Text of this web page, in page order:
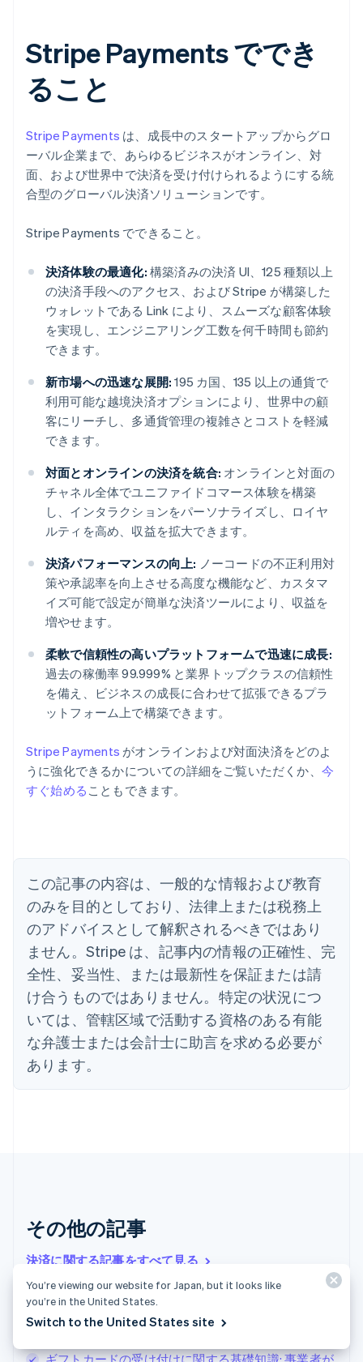
Stripe Payments ででき
ること
Stripe Payments は、成長中のスタートアップからグロ
ーバル企業まで、あらゆるビジネスがオンライン、対
面、および世界中で決済を受け付けられるようにする統
合型のグローバル決済ソリューションです。
Stripe Payments でできること。
決済体験の最適化: 構築済みの決済 UI、125 種類以上
の決済手段へのアクセス、および Stripe が構築した
ウォレットである Link により、スムーズな顧客体験
を実現し、エンジニアリング工数を何千時間も節約
できます。
新市場への迅速な展開: 195 カ国、135 以上の通貨で
利用可能な越境決済オプションにより、世界中の顧
客にリーチし、多通貨管理の複雑さとコストを軽減
できます。
対面とオンラインの決済を統合: オンラインと対面の
チャネル全体でユニファイドコマース体験を構築
し、インタラクションをパーソナライズし、ロイヤ
ルティを高め、収益を拡大できます。
決済パフォーマンスの向上: ノーコードの不正利用対
策や承認率を向上させる高度な機能など、カスタマ
イズ可能で設定が簡単な決済ツールにより、収益を
増やせます。
柔軟で信頼性の高いプラットフォームで迅速に成長:
過去の稼働率 99.999% と業界トップクラスの信頼性
を備え、ビジネスの成長に合わせて拡張できるプラ
ットフォーム上で構築できます。
Stripe Payments がオンラインおよび対面決済をどのよ
うに強化できるかについての詳細をご覧いただくか、 今
すぐ始める こともできます。
この記事の内容は、一般的な情報および教育
のみを目的としており、法律上または税務上
のアドバイスとして解釈されるべきではあり
ません。Stripe は、記事内の情報の正確性、完
全性、妥当性、または最新性を保証または請
け合うものではありません。特定の状況につ
いては、管轄区域で活動する資格のある有能
な弁護士または会計士に助言を求める必要が
あります。
その他の記事
決済に関する記事をすべて見る
イギリスにおける企業向け口座引き落としのルール
アイルランド
English
アメリカ
イギリス
イタリア
Italiano English
インド
English
エストニア
English
オーストラリア
English
オーストリア
Deutsch English
オランダ
Nederlands
ジブラルタル
English
シンガポール
スイス
DeutschFrançaisItaliano
スウェーデン
スペイン
You’re viewing our website for Japan, but it looks like
you’re in the United States.
Switch to the United States site